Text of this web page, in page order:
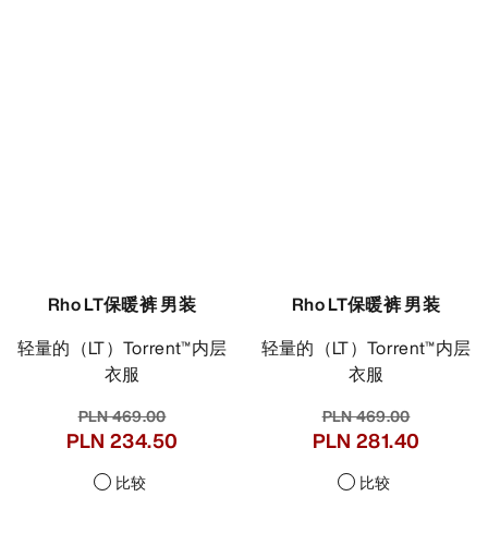
Rho LT保暖裤 男装
轻量的（LT）Torrent™内层
衣服
PLN 469.00
PLN 234.50
比较
Rho LT保暖裤 男装
轻量的（LT）Torrent™内层
衣服
PLN 469.00
PLN 281.40
比较